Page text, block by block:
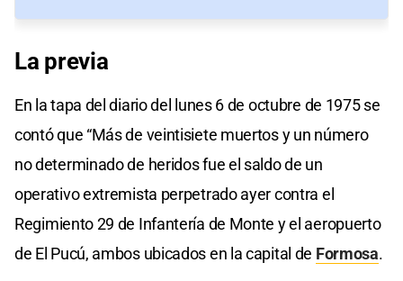
La previa
En la tapa del diario del lunes 6 de octubre de 1975 se
contó que “Más de veintisiete muertos y un número
no determinado de heridos fue el saldo de un
operativo extremista perpetrado ayer contra el
Regimiento 29 de Infantería de Monte y el aeropuerto
de El Pucú, ambos ubicados en la capital de Formosa.